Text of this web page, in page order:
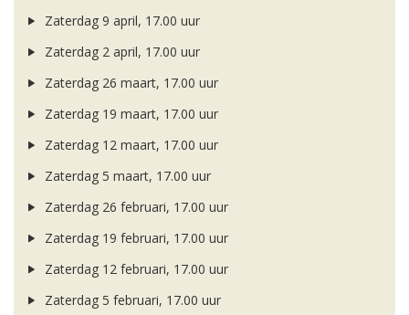
Zaterdag 9 april, 17.00 uur
Zaterdag 2 april, 17.00 uur
Zaterdag 26 maart, 17.00 uur
Zaterdag 19 maart, 17.00 uur
Zaterdag 12 maart, 17.00 uur
Zaterdag 5 maart, 17.00 uur
Zaterdag 26 februari, 17.00 uur
Zaterdag 19 februari, 17.00 uur
Zaterdag 12 februari, 17.00 uur
Zaterdag 5 februari, 17.00 uur